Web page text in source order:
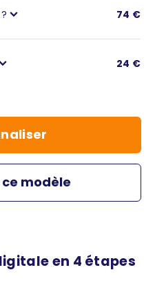
74 €
24 €
modèle
en 4 étapes